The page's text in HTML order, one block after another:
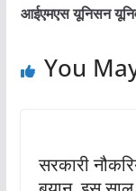
आईएमएस यूनिसन
You
सरकारी